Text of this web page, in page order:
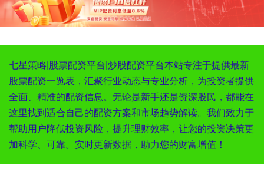
七星策略|股票配资平台|炒股配资平台本站专注于提供最新
股票配资一览表，汇聚行业动态与专业分析，为投资者提供
全面、精准的配资信息。无论是新手还是资深股民，都能在
这里找到适合自己的配资方案和市场趋势解读。我们致力于
帮助用户降低投资风险，提升理财效率，让您的投资决策更
加科学、可靠。实时更新数据，助力您的财富增值！